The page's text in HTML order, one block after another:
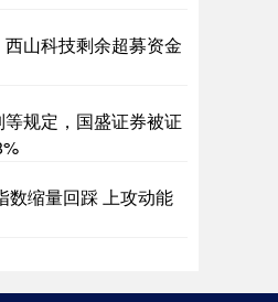
山科技剩余超募资金
规定，国盛证券被证
数缩量回踩 上攻动能